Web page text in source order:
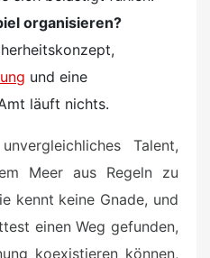
organisieren?
und eine
läuft nichts.
Talent,
Meer aus Regeln zu
kennt keine Gnade, und
einen Weg gefunden,
koexistieren können,